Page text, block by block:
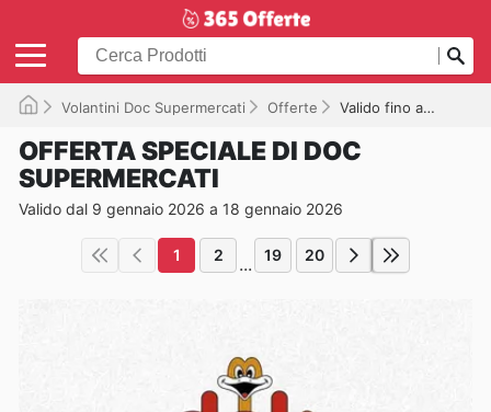
Volantini Doc Supermercati Offerte Valido fino a 18/01/2026
OFFERTA SPECIALE DI DOC
SUPERMERCATI
Valido dal 9 gennaio 2026 a 18 gennaio 2026
1 2 ... 19 20